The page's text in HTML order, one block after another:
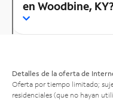
en Woodbine,
Detalles de la oferta de
Oferta por tiempo limitado;
residenciales (que no hayan